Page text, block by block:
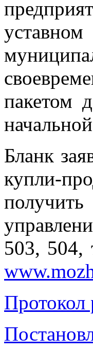
пакетом
Бланк
купли-
503, 504,
Протокол